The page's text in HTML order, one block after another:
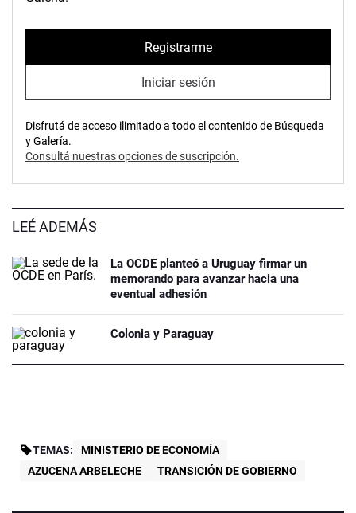
Registrarme
Iniciar sesión
Disfrutá de acceso ilimitado a todo el contenido de Búsqueda
y Galería.
Consultá nuestras opciones de suscripción.
LEÉ ADEMÁS
La OCDE planteó a Uruguay firmar un
memorando para avanzar hacia una
eventual adhesión
Colonia y Paraguay
TEMAS:
MINISTERIO DE ECONOMÍA
AZUCENA ARBELECHE
TRANSICIÓN DE GOBIERNO